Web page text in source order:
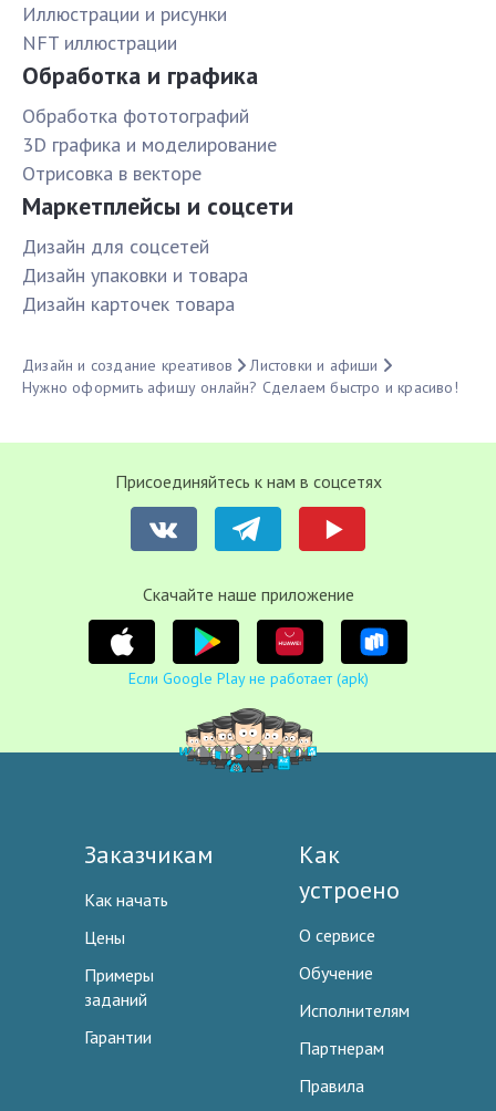
Иллюстрации и рисунки
NFT иллюстрации
Обработка и графика
Обработка фототографий
3D графика и моделирование
Отрисовка в векторе
Маркетплейсы и соцсети
Дизайн для соцсетей
Дизайн упаковки и товара
Дизайн карточек товара
Дизайн и создание креативов
Листовки и афиши
Нужно оформить афишу онлайн? Сделаем быстро и красиво!
Присоединяйтесь к нам в соцсетях
Cкачайте наше приложение
Если Google Play не работает (apk)
Заказчикам
Как начать
Цены
Примеры
заданий
Гарантии
Как
устроено
О сервисе
Обучение
Исполнителям
Партнерам
Правила